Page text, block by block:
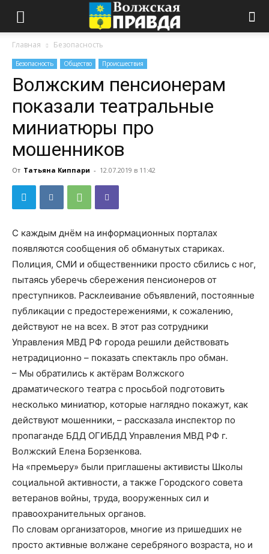
Главная Безопасность
Безопасность Общество Происшествия
Волжским пенсионерам
показали театральные
миниатюры про
мошенников
От Татьяна Киппари - 12.07.2019 в 11:42
С каждым днём на информационных порталах
появляются сообщения об обманутых стариках.
Полиция, СМИ и общественники просто сбились с ног,
пытаясь уберечь сбережения пенсионеров от
преступников. Расклеивание объявлений, постоянные
публикации с предостережениями, к сожалению,
действуют не на всех. В этот раз сотрудники
Управления МВД РФ города решили действовать
нетрадиционно – показать спектакль про обман.
– Мы обратились к актёрам Волжского
драматического театра с просьбой подготовить
несколько миниатюр, которые наглядно покажут, как
действуют мошенники, – рассказала инспектор по
пропаганде БДД ОГИБДД Управления МВД РФ г.
Волжский Елена Борзенкова.
На «премьеру» были приглашены активисты Школы
социальной активности, а также Городского совета
ветеранов войны, труда, вооруженных сил и
правоохранительных органов.
По словам организаторов, многие из пришедших не
просто активные волжане серебряного возраста, но и